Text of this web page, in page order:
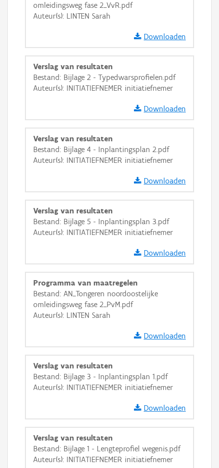
+ −
Basis Lagen
Ortho
GRB-Basiskaart in grijswaarden
omleidingsweg fase 2_VvR.pdf
Auteur(s): LINTEN Sarah
Downloaden
Verslag van resultaten
Bestand: Bijlage 2 - Typedwarsprofielen.pdf
Auteur(s): INITIATIEFNEMER initiatiefnemer
Downloaden
Verslag van resultaten
Bestand: Bijlage 4 - Inplantingsplan 2.pdf
Auteur(s): INITIATIEFNEMER initiatiefnemer
Downloaden
Verslag van resultaten
Bestand: Bijlage 5 - Inplantingsplan 3.pdf
Auteur(s): INITIATIEFNEMER initiatiefnemer
Downloaden
Programma van maatregelen
Bestand: AN_Tongeren noordoostelijke
omleidingsweg fase 2_PvM.pdf
Auteur(s): LINTEN Sarah
Downloaden
Verslag van resultaten
Bestand: Bijlage 3 - Inplantingsplan 1.pdf
Auteur(s): INITIATIEFNEMER initiatiefnemer
Downloaden
Verslag van resultaten
Bestand: Bijlage 1 - Lengteprofiel wegenis.pdf
Auteur(s): INITIATIEFNEMER initiatiefnemer